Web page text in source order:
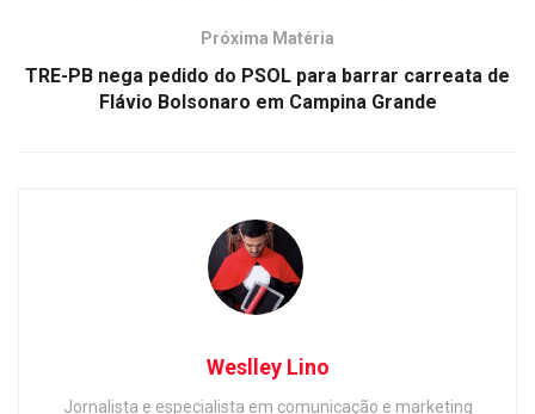
Próxima Matéria
TRE-PB nega pedido do PSOL para barrar carreata de
Flávio Bolsonaro em Campina Grande
Weslley Lino
Jornalista e especialista em comunicação e marketing